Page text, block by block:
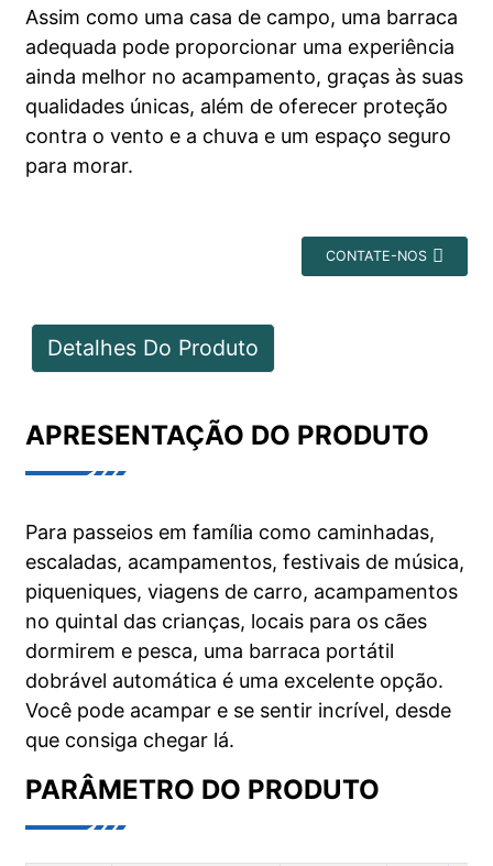
Assim como uma casa de campo, uma barraca
adequada pode proporcionar uma experiência
ainda melhor no acampamento, graças às suas
qualidades únicas, além de oferecer proteção
contra o vento e a chuva e um espaço seguro
para morar.
CONTATE-NOS
Detalhes Do Produto
APRESENTAÇÃO DO PRODUTO
Para passeios em família como caminhadas,
escaladas, acampamentos, festivais de música,
piqueniques, viagens de carro, acampamentos
no quintal das crianças, locais para os cães
dormirem e pesca, uma barraca portátil
dobrável automática é uma excelente opção.
Você pode acampar e se sentir incrível, desde
que consiga chegar lá.
PARÂMETRO DO PRODUTO